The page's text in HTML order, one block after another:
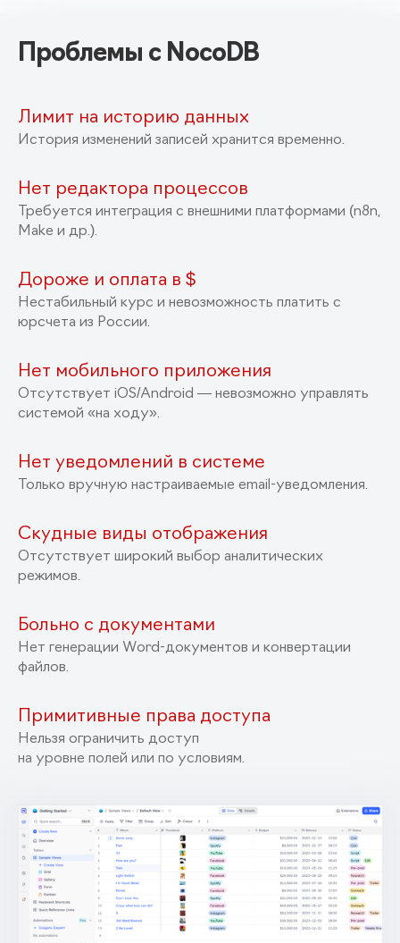
Проблемы с NocoDB
Лимит на историю данных
История изменений записей хранится временно.
‍Нет редактора процессов
Требуется интеграция с внешними платформами (n8n,
Make и др.).
Дороже и оплата в $
Нестабильный курс и невозможность платить с
юрсчета из России.
Нет мобильного приложения
Отсутствует iOS/Android — невозможно управлять
системой «на ходу».
Нет уведомлений в системе
Только вручную настраиваемые email-уведомления.
Скудные виды отображения
Отсутствует широкий выбор аналитических
режимов.
Больно с документами
Нет генерации Word-документов и конвертации
файлов.
Примитивные права доступа
Нельзя ограничить доступ
на уровне полей или по условиям.